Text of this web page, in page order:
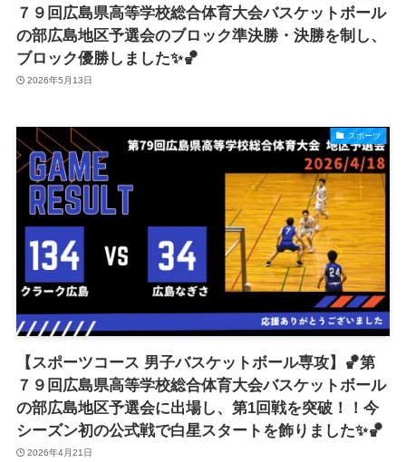
７９回広島県高等学校総合体育大会バスケットボール
の部広島地区予選会のブロック準決勝・決勝を制し、
ブロック優勝しました✨🏀
2026年5月13日
スポーツ
【スポーツコース 男子バスケットボール専攻】🏀第
７９回広島県高等学校総合体育大会バスケットボール
の部広島地区予選会に出場し、第1回戦を突破！！今
シーズン初の公式戦で白星スタートを飾りました✨🏀
2026年4月21日